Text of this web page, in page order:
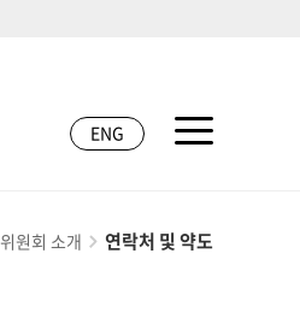
ENG
위원회 소개 연락처 및 약도